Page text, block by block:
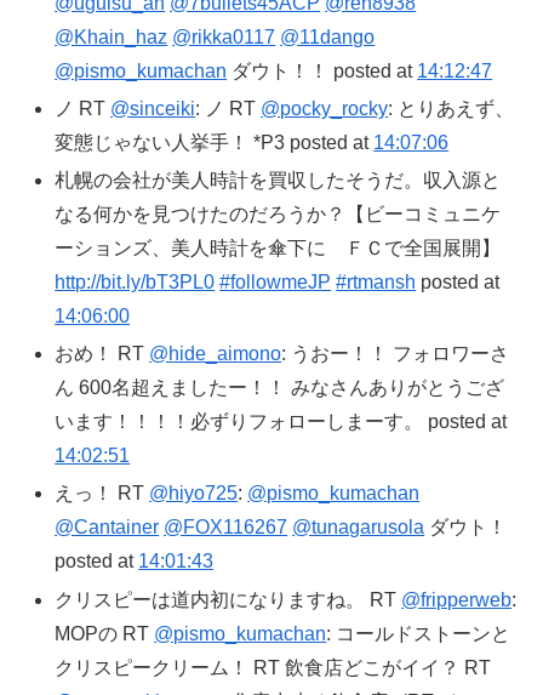
@Khain_haz @rikka0117 @11dango
@pismo_kumachan ダウト！！ posted at 14:12:47
ノ RT @sinceiki: ノ RT @pocky_rocky: とりあえず、
変態じゃない人挙手！ *P3 posted at 14:07:06
札幌の会社が美人時計を買収したそうだ。収入源と
なる何かを見つけたのだろうか？【ビーコミュニケ
ーションズ、美人時計を傘下に ＦＣで全国展開】
http://bit.ly/bT3PL0 #followmeJP #rtmansh posted at
14:06:00
おめ！ RT @hide_aimono: うおー！！ フォロワーさ
ん 600名超えましたー！！ みなさんありがとうござ
います！！！！必ずりフォローしまーす。 posted at
14:02:51
えっ！ RT @hiyo725: @pismo_kumachan
@Cantainer @FOX116267 @tunagarusola ダウト！
posted at 14:01:43
クリスピーは道内初になりますね。 RT @fripperweb:
MOPの RT @pismo_kumachan: コールドストーンと
クリスピークリーム！ RT 飲食店どこがイイ？ RT